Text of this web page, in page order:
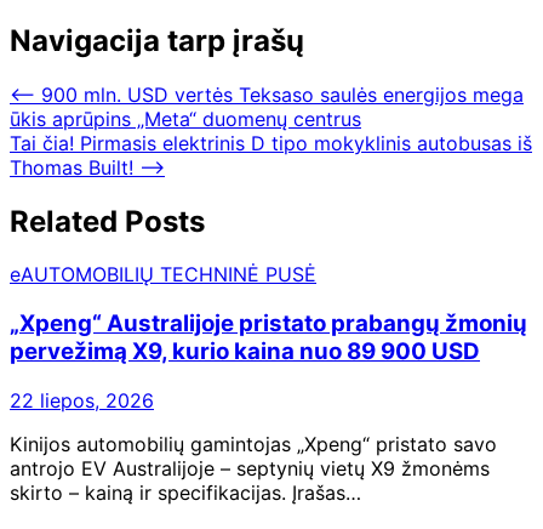
Navigacija tarp įrašų
⟵ 900 mln. USD vertės Teksaso saulės energijos mega
ūkis aprūpins „Meta“ duomenų centrus
Tai čia! Pirmasis elektrinis D tipo mokyklinis autobusas iš
Thomas Built! ⟶
Related Posts
eAUTOMOBILIŲ TECHNINĖ PUSĖ
„Xpeng“ Australijoje pristato prabangų žmonių
pervežimą X9, kurio kaina nuo 89 900 USD
22 liepos, 2026
Kinijos automobilių gamintojas „Xpeng“ pristato savo
antrojo EV Australijoje – septynių vietų X9 žmonėms
skirto – kainą ir specifikacijas. Įrašas…